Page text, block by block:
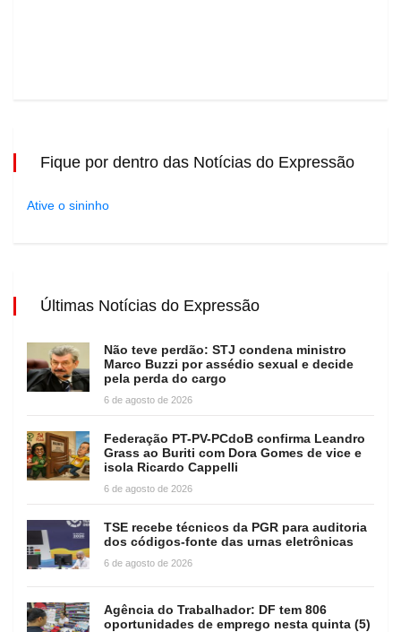
Fique por dentro das Notícias do Expressão
Ative o sininho
Últimas Notícias do Expressão
Não teve perdão: STJ condena ministro
Marco Buzzi por assédio sexual e decide
pela perda do cargo
6 de agosto de 2026
Federação PT-PV-PCdoB confirma Leandro
Grass ao Buriti com Dora Gomes de vice e
isola Ricardo Cappelli
6 de agosto de 2026
TSE recebe técnicos da PGR para auditoria
dos códigos-fonte das urnas eletrônicas
6 de agosto de 2026
Agência do Trabalhador: DF tem 806
oportunidades de emprego nesta quinta (5)